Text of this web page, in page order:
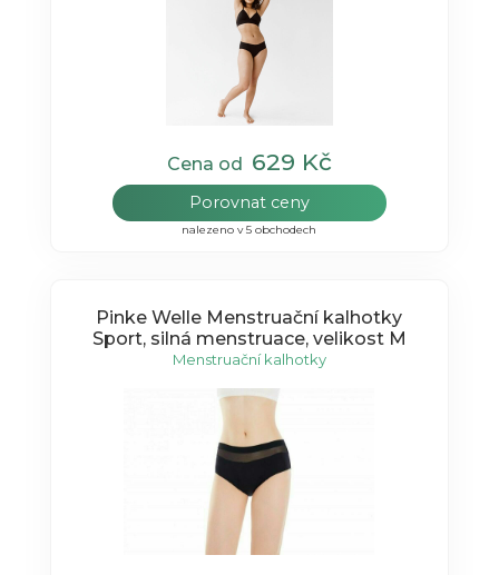
Cena od 629 Kč
Porovnat ceny
nalezeno v 5 obchodech
Pinke Welle Menstruační kalhotky
Sport, silná menstruace, velikost M
Menstruační kalhotky